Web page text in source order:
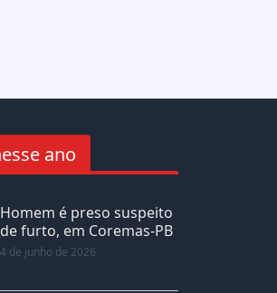
ano
Homem é preso suspeito
de furto, em Coremas-PB
4 de junho de 2026